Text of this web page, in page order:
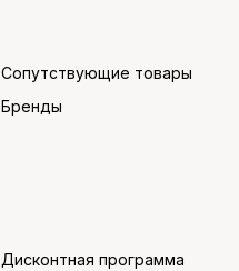
Сопутствующие товары
Бренды
Дисконтная программа